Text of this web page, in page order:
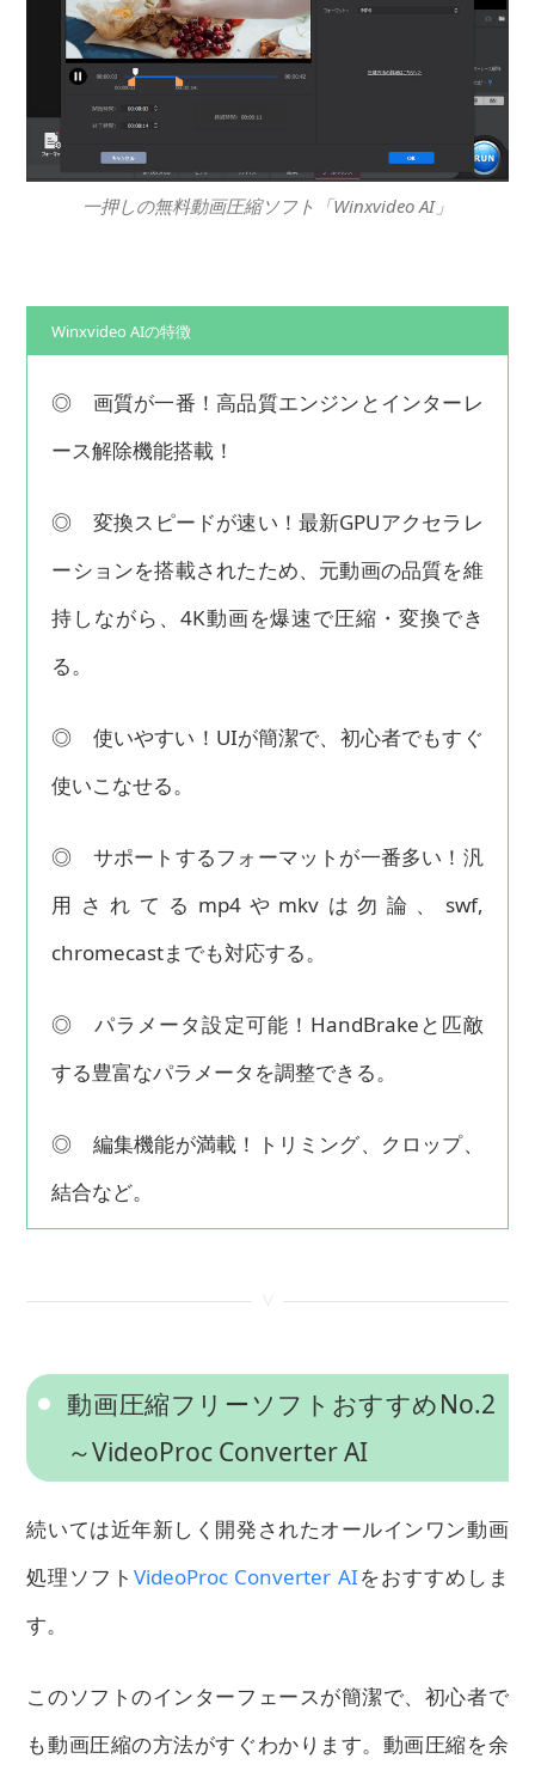
一押しの無料動画圧縮ソフト「Winxvideo AI」
Winxvideo AIの特徴
◎ 画質が一番！高品質エンジンとインターレ
ース解除機能搭載！
◎ 変換スピードが速い！最新GPUアクセラレ
ーションを搭載されたため、元動画の品質を維
持しながら、4K動画を爆速で圧縮・変換でき
る。
◎ 使いやすい！UIが簡潔で、初心者でもすぐ
使いこなせる。
◎ サポートするフォーマットが一番多い！汎
用されてるmp4やmkvは勿論、swf,
chromecastまでも対応する。
◎ パラメータ設定可能！HandBrakeと匹敵
する豊富なパラメータを調整できる。
◎ 編集機能が満載！トリミング、クロップ、
結合など。
動画圧縮フリーソフトおすすめNo.2
～VideoProc Converter AI
続いては近年新しく開発されたオールインワン動画
処理ソフトVideoProc Converter AIをおすすめしま
す。
このソフトのインターフェースが簡潔で、初心者で
も動画圧縮の方法がすぐわかります。動画圧縮を余